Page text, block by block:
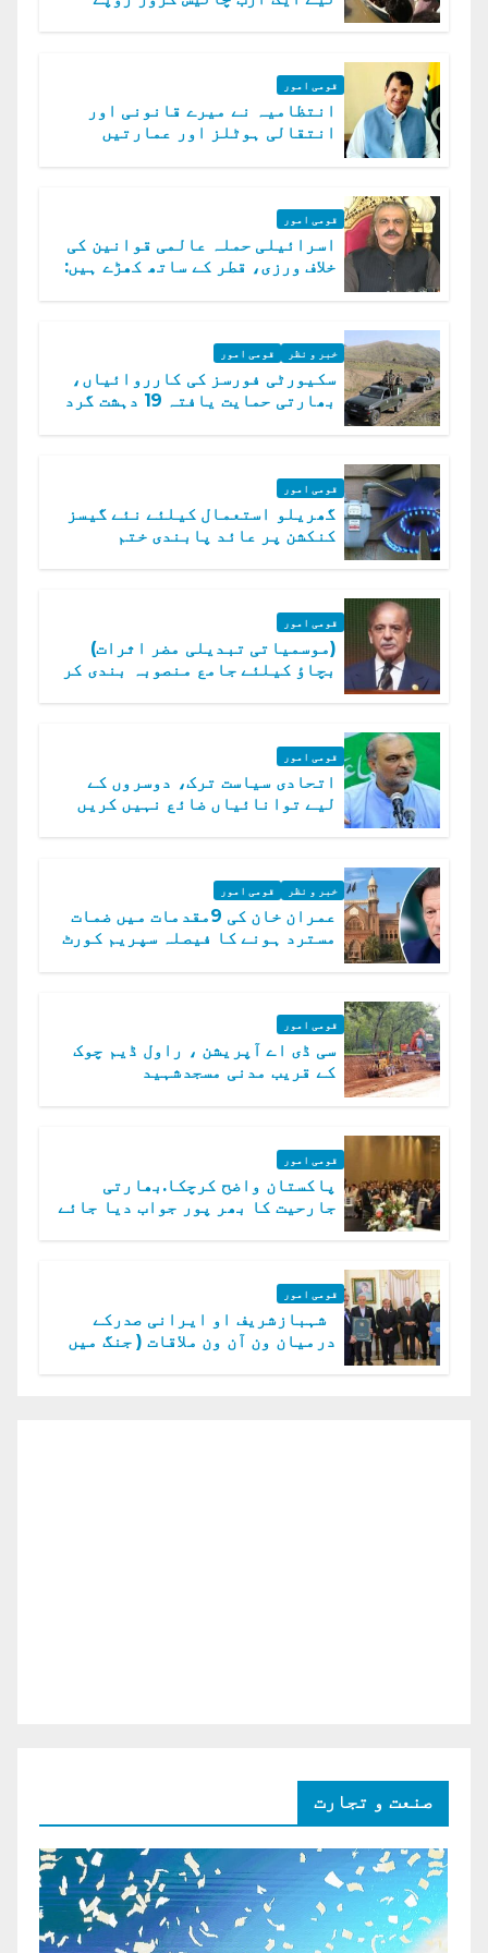
قومی امور
انتظامیہ نے میرے قانونی اور
انتقالی ہوٹلز اور عمارتیں
قومی امور
اسرائیلی حملہ عالمی قوانین کی
خلاف ورزی، قطر کے ساتھ کھڑے ہیں:
خبر و نظر قومی امور
سکیورٹی فورسز کی کارروائیاں،
بھارتی حمایت یافتہ 19 دہشت گرد
قومی امور
گھریلو استعمال کیلئے نئے گیسز
کنکشن پر عائد پابندی ختم
قومی امور
(موسمیاتی تبدیلی مضر اثرات)
بچاؤ کیلئے جامع منصوبہ بندی کر
قومی امور
اتحادی سیاست ترک، دوسروں کے
لیے توانائیاں ضائع نہیں کریں
خبر و نظر قومی امور
عمران خان کی 9مقدمات میں ضمات
مسترد ہونے کا فیصلہ سپریم کورٹ
قومی امور
سی ڈی اے آپریشن ، راول ڈیم چوک
کے قریب مدنی مسجدشہید
قومی امور
پاکستان واضح کرچکا.بھارتی
جارحیت کا بھر پور جواب دیا جائے
قومی امور
شہبازشریف او ایرانی صدرکے
درمیان ون آن ون ملاقات ( جنگ میں
صنعت و تجارت